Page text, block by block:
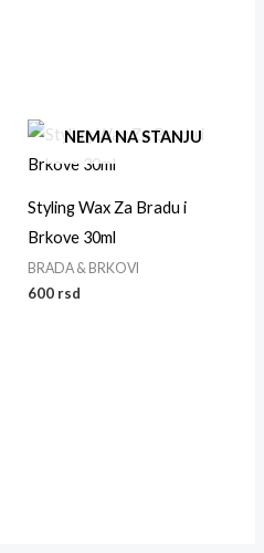
NEMA NA STANJU
Styling Wax Za Bradu i
Brkove 30ml
BRADA & BRKOVI
600 rsd